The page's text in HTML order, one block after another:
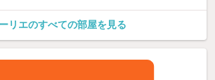
リエのすべての部屋を見る